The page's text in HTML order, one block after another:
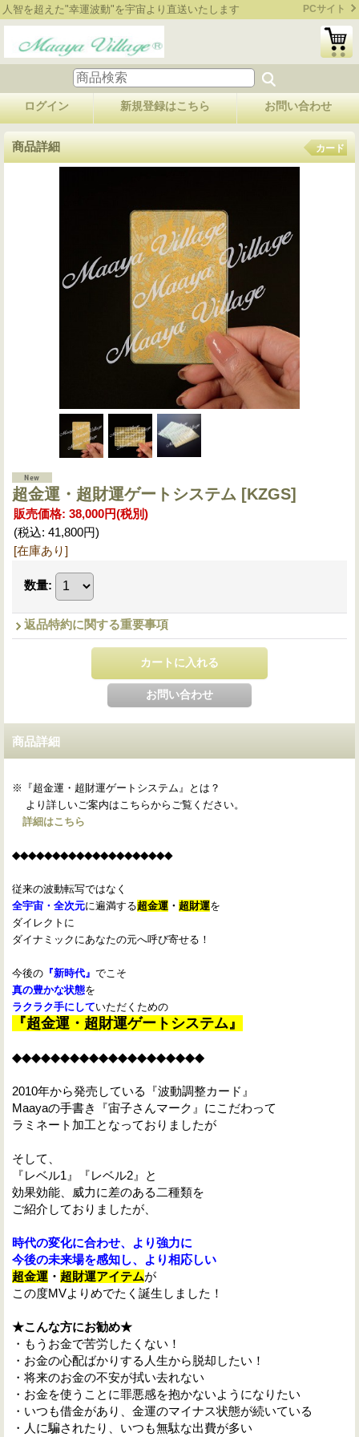
人智を超えた"幸運波動"を宇宙より直送いたします PCサイト
ログイン 新規登録はこちら お問い合わせ
商品詳細 カード
超金運・超財運ゲートシステム [KZGS]
販売価格: 38,000円(税別)
(税込: 41,800円)
[在庫あり]
数量:
返品特約に関する重要事項
商品詳細
※『超金運・超財運ゲートシステム』とは？
より詳しいご案内はこちらからご覧ください。
詳細はこちら
◆◆◆◆◆◆◆◆◆◆◆◆◆◆◆◆◆◆◆◆
従来の波動転写ではなく
全宇宙・全次元に遍満する超金運 ・ 超財運を
ダイレクトに
ダイナミックにあなたの元へ呼び寄せる！
今後の 『新時代』 でこそ
真の豊かな状態を
ラクラク手にしていただくための
『超金運・超財運ゲートシステム』
◆◆◆◆◆◆◆◆◆◆◆◆◆◆◆◆◆◆◆◆
2010年から発売している『波動調整カード』
Maayaの手書き『宙子さんマーク』にこだわって
ラミネート加工となっておりましたが
そして、
『レベル1』『レベル2』と
効果効能、威力に差のある二種類を
ご紹介しておりましたが、
時代の変化に合わせ、より強力に
今後の未来場を感知し、より相応しい
超金運 ・ 超財運アイテムが
この度MVよりめでたく誕生しました！
★こんな方にお勧め★
・もうお金で苦労したくない！
・お金の心配ばかりする人生から脱却したい！
・将来のお金の不安が拭い去れない
・お金を使うことに罪悪感を抱かないようになりたい
・いつも借金があり、金運のマイナス状態が続いている
・人に騙されたり、いつも無駄な出費が多い